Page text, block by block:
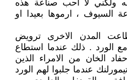
ولكني لا احب صناعة هذه
السيوف ، ارموها بعيدا او
المدن الاخرى ترويض
الورد . ذلك عندما استطاع
الخان من الامراء الذين
عندما جلبوا لهم الورد